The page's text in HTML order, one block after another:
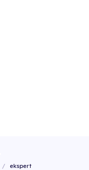
/ ekspert